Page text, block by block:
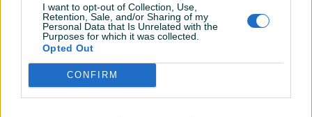
I want to opt-out of Collection, Use,
Retention, Sale, and/or Sharing of my
Personal Data that Is Unrelated with the
Purposes for which it was collected.
Opted Out
CONFIRM
Extra kupac toplo ga preporučujem nadam se
i novoj saradnji